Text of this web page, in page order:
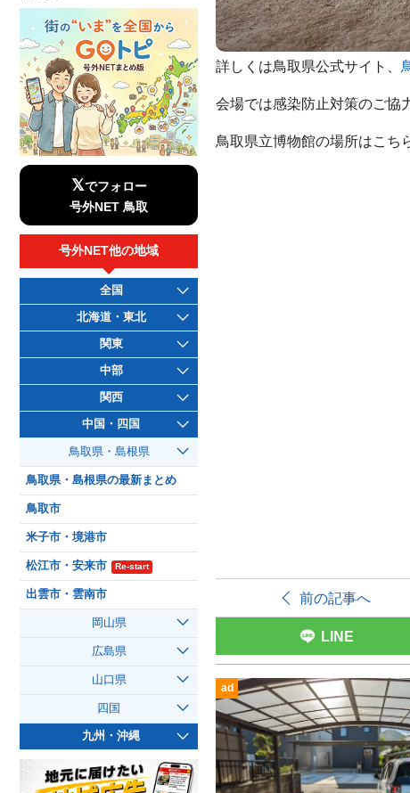
詳しくは鳥取県公式サイト、
会場では感染防止対策のご協
鳥取県立博物館の場所はこち
前の記事へ
LINE
ad
𝕏でフォロー
号外NET 鳥取
号外NET他の地域
全国
北海道・東北
関東
中部
関西
中国・四国
鳥取県・島根県
鳥取県・島根県の最新まとめ
鳥取市
米子市・境港市
松江市・安来市 Re-start
出雲市・雲南市
岡山県
広島県
山口県
四国
九州・沖縄